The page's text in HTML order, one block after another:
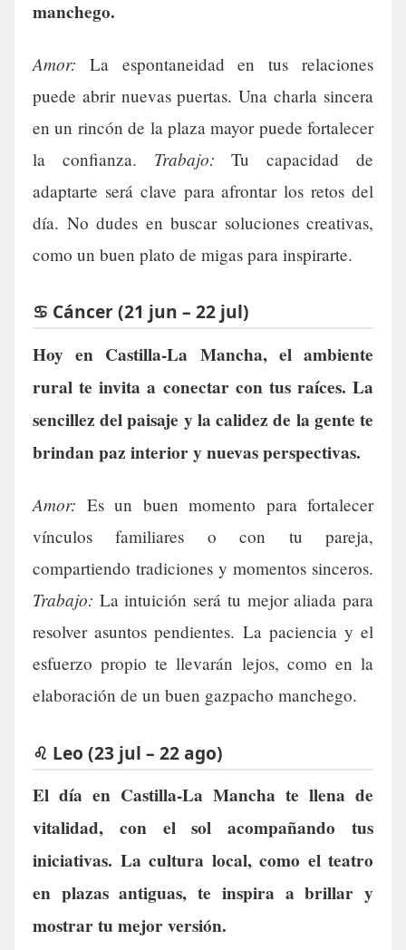
manchego.
Amor: La espontaneidad en tus relaciones
puede abrir nuevas puertas. Una charla sincera
en un rincón de la plaza mayor puede fortalecer
la confianza. Trabajo: Tu capacidad de
adaptarte será clave para afrontar los retos del
día. No dudes en buscar soluciones creativas,
como un buen plato de migas para inspirarte.
♋ Cáncer (21 jun – 22 jul)
Hoy en Castilla-La Mancha, el ambiente
rural te invita a conectar con tus raíces. La
sencillez del paisaje y la calidez de la gente te
brindan paz interior y nuevas perspectivas.
Amor: Es un buen momento para fortalecer
vínculos familiares o con tu pareja,
compartiendo tradiciones y momentos sinceros.
Trabajo: La intuición será tu mejor aliada para
resolver asuntos pendientes. La paciencia y el
esfuerzo propio te llevarán lejos, como en la
elaboración de un buen gazpacho manchego.
♌ Leo (23 jul – 22 ago)
El día en Castilla-La Mancha te llena de
vitalidad, con el sol acompañando tus
iniciativas. La cultura local, como el teatro
en plazas antiguas, te inspira a brillar y
mostrar tu mejor versión.